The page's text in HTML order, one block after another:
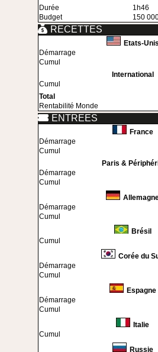
Durée
1h46
Budget
150
RECETTES
Etats-Unis
Démarrage
Cumul
International
Cumul
Total
Rentabilité Monde
ENTREES
France
Démarrage
Cumul
Paris &
Démarrage
Cumul
Démarrage
Cumul
Brésil
Cumul
Corée du
Démarrage
Cumul
Espagne
Démarrage
Cumul
Italie
Cumul
Russie